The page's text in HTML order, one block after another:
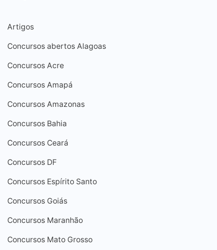
Artigos
Concursos abertos Alagoas
Concursos Acre
Concursos Amapá
Concursos Amazonas
Concursos Bahia
Concursos Ceará
Concursos DF
Concursos Espírito Santo
Concursos Goiás
Concursos Maranhão
Concursos Mato Grosso